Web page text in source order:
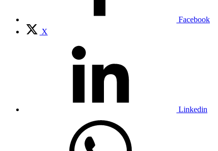
Facebook
X
Linkedin